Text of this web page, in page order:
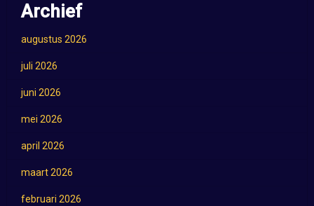
Archief
augustus 2026
juli 2026
juni 2026
mei 2026
april 2026
maart 2026
februari 2026